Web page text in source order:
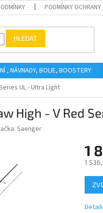
PODMÍNKY OCHRANY
HLEDAT
, NÁVNADY, BOLIE, BOOSTERY
UL - Ultra Light
High - V Red
Saenger
1
1
cena: